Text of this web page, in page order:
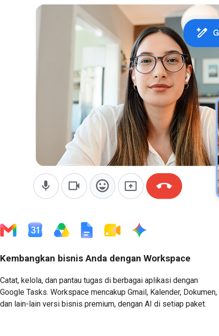
Kembangkan bisnis Anda dengan Workspace
Catat, kelola, dan pantau tugas di berbagai aplikasi dengan
Google Tasks. Workspace mencakup Gmail, Kalender, Dokumen,
dan lain-lain versi bisnis premium, dengan AI di setiap paket.